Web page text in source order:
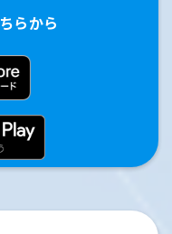
らから